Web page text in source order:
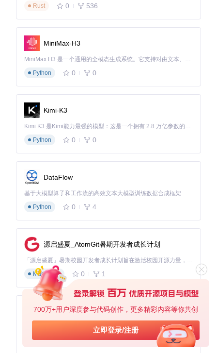
700万+用户深度参与代码创作，更多精彩内容等你共创
立即登录/注册
Linux源码编译
git clone https://gitcode.com/gh_mirrors/te/testdisk
./autogen.sh
make
Windows平台
macOS平台
通过Homebrew安装：
分区修复四步走
⚠️ 警告：确保选择正确的磁盘设备，避免对正常磁盘进行
操作！
分区表分析
选择"Analyse"进入分析模式，程序自动检测分区表类型，
建议保持默认设置。
分区扫描
快速扫描：选择"Quick Search"，适用于近期丢失的分
区
Rust
0 536
MiniMax-H3
MiniMax H3 是一个通用的全模态生成系统。它支持对由文本、图像、视频和音频组成的多模态上下文进行统一理解，并能生成分辨率高达 2K、时长可达 15 秒的带原生立体声音频的视频。得益于面向任务泛化的系统设计，H3 在预训练阶段就已具备广泛的多模态上下文理解与生成能力，能够出色地执行复杂的多模态指令。
Python
0 0
Kimi-K3
Kimi K3 是Kimi能力最强的模型：这是一个拥有 2.8 万亿参数的混合专家（MoE）模型，具备原生视觉理解能力，并支持 100 万 token 的上下文窗口。
Python
0 0
DataFlow
基于大模型算子和工作流的高效文本大模型训练数据合成框架
Python
0 4
源启盛夏_AtomGit暑期开发者成长计划
「源启盛夏」暑期校园开发者成长计划旨在激活校园开源力量，通过积分激励、认证扶持、资源倾斜等形式，引导高校组织和开发者完成「入驻 — 建项目 — 做贡献 — 获认证 — 得资源」的完整闭环。无论你是想带领社团入驻平台的组织者，还是希望用代码贡献证明自己的开发者，都能在这里找到属于你的成长路径。
Markdown
0 1
py-xiaozhi
基于Python的Xiaozhi AI，适用于想要完整Xiaozhi体验而无需拥有专用硬件的用户。
Python
0 1